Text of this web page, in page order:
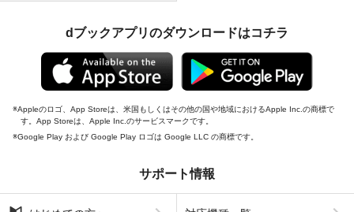
dブックアプリのダウンロードはコチラ
Appleのロゴ、App Storeは、米国もしくはその他の国や地域におけるApple Inc.の商標で
す。App Storeは、Apple Inc.のサービスマークです。
Google Play および Google Play ロゴは Google LLC の商標です。
サポート情報